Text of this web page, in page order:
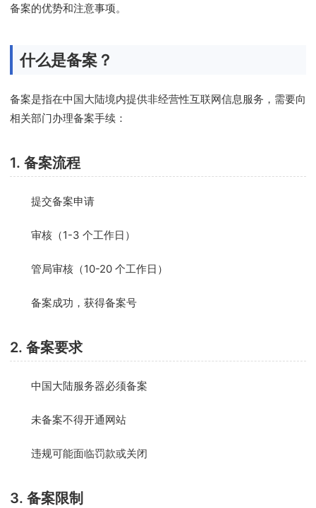
备案的优势和注意事项。
什么是备案？
备案是指在中国大陆境内提供非经营性互联网信息服务，需要向
相关部门办理备案手续：
1. 备案流程
提交备案申请
审核（1-3 个工作日）
管局审核（10-20 个工作日）
备案成功，获得备案号
2. 备案要求
中国大陆服务器必须备案
未备案不得开通网站
违规可能面临罚款或关闭
3. 备案限制